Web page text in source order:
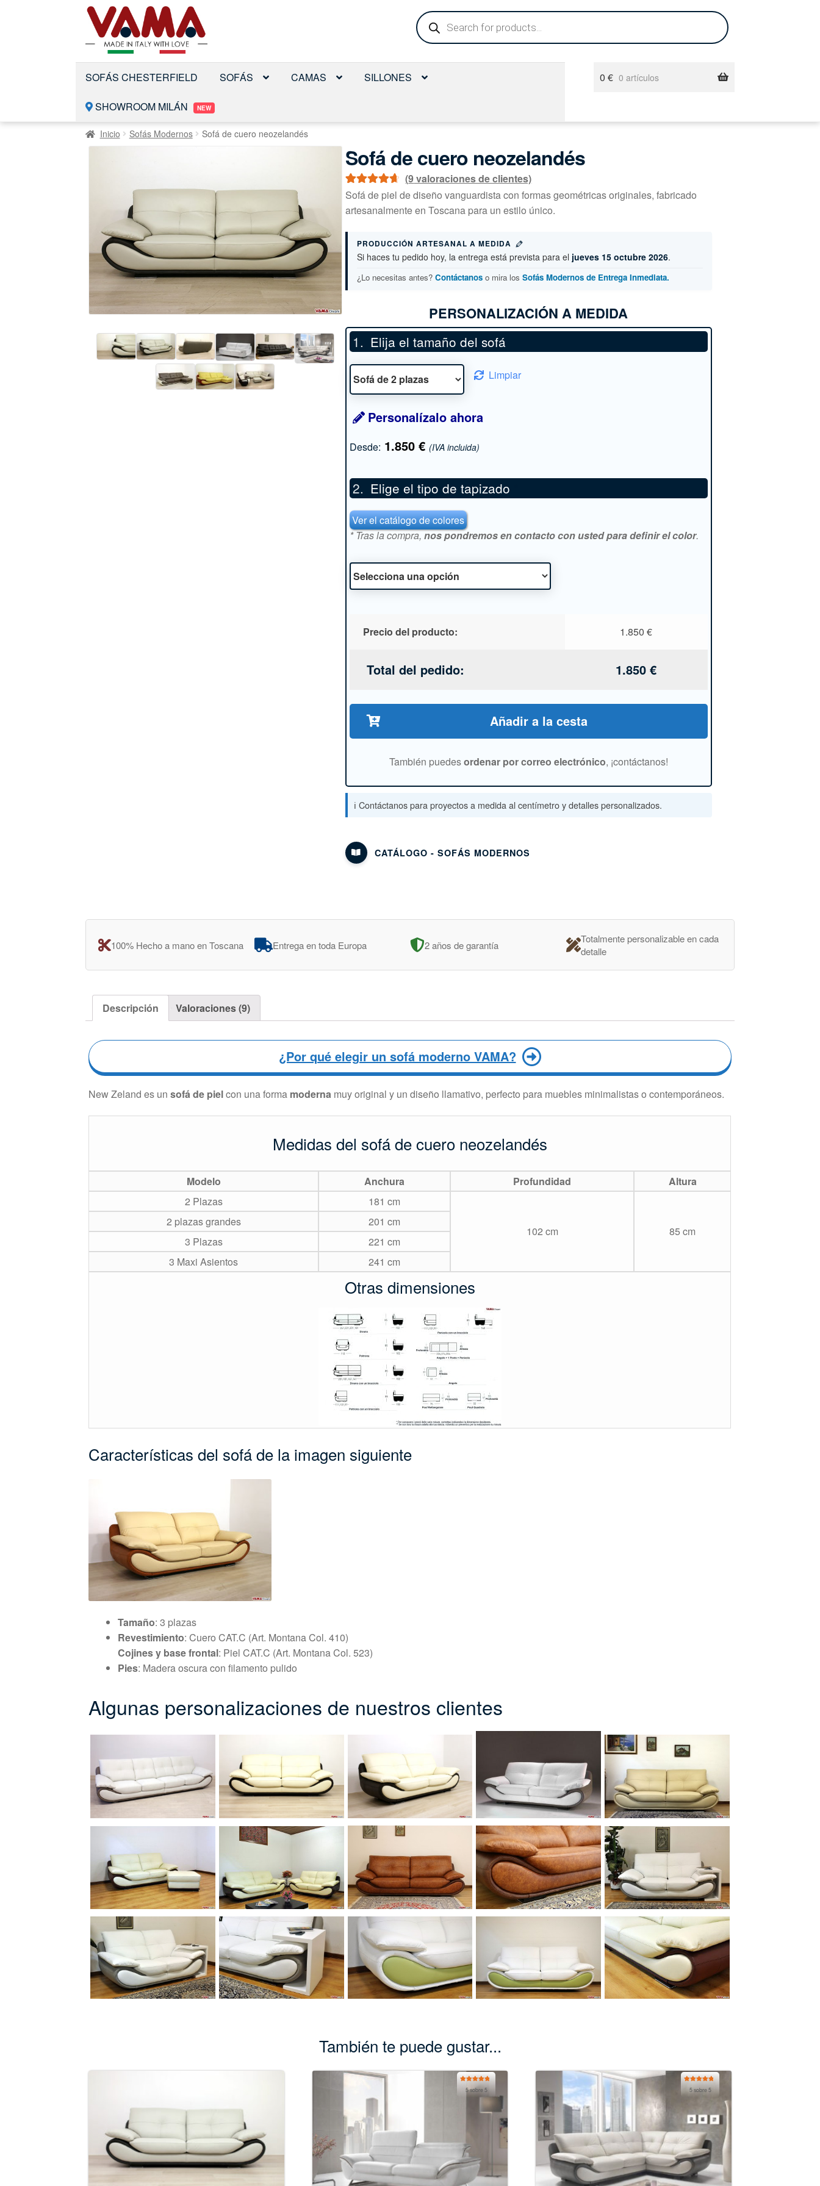
Saltar
la
navegación
Ir
al
contenido
Búsqueda
de
productos
SOFÁS CHESTERFIELD SOFÁS CAMAS SILLONES
SHOWROOM MILÁN NEW
0 € 0 artículos
Inicio Sofás Modernos Sofá de cuero neozelandés
Sofá de cuero neozelandés
Valorado con
4.78de 5 en
9
de clientes
(9valoraciones de clientes)
Sofá de piel de diseño vanguardista con formas geométricas originales, fabricado
artesanalmente en Toscana para un estilo único.
PRODUCCIÓN ARTESANAL A MEDIDA
Si haces tu pedido hoy, la entrega está prevista para el jueves 15 octubre 2026.
¿Lo necesitas antes? Contáctanoso mira los Sofás Modernos de Entrega Inmediata.
PERSONALIZACIÓN A MEDIDA
Elija el tamaño del sofá
Limpiar
Personalízalo ahora
Desde: 1.850 € (IVA incluida)
Elige el tipo de tapizado
Ver el catálogo de colores
* Tras la compra,nos pondremos en contacto con usted para definir el color.
Precio del producto: 1.850€
Total del pedido: 1.850€
Añadir a la cesta
También puedesordenar por correo electrónico, ¡contáctanos!
ℹ️ Contáctanos para proyectos a medida al centímetro y detalles personalizados.
CATÁLOGO - SOFÁS MODERNOS
100% Hecho a mano en Toscana Entrega en toda Europa 2 años de garantía
Totalmente personalizable en cada
detalle
Descripción Valoraciones (9)
¿Por qué elegir un sofá moderno VAMA?
New Zeland es unsofá de pielcon una forma moderna muy original y un diseño llamativo, perfecto para muebles minimalistas o contemporáneos.
Medidas del sofá de cuero neozelandés
Modelo Anchura Profundidad
Altura
2 Plazas
181 cm
102 cm 85 cm
2 plazas grandes
201 cm
3 Plazas
221 cm
3 Maxi Asientos
241 cm
Otras dimensiones
Características del sofá de la imagen siguiente
Tamaño: 3 plazas
Revestimiento: Cuero CAT.C (Art. Montana Col. 410)
Cojines y base frontal: Piel CAT.C (Art. Montana Col. 523)
Pies: Madera oscura con filamento pulido
Algunas personalizaciones de nuestros clientes
También te puede gustar...
5 sobre 5 5 sobre 5